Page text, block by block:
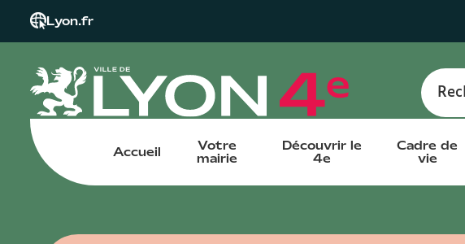
Lyon.fr
Accueil
Votre
mairie
Découvrir le
4e
Cadre de
vie